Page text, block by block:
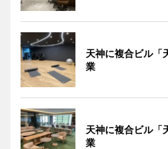
天神に複合ビル「
業
天神に複合ビル「
業